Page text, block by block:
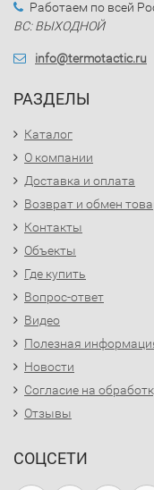
Работаем по всей
ВС: ВЫХОДНОЙ
info@termotactic.ru
РАЗДЕЛЫ
Каталог
О компании
Доставка и оплата
Возврат и обмен
Контакты
Объекты
Где купить
Вопрос-ответ
Видео
Полезная
Новости
Согласие на
Отзывы
СОЦСЕТИ